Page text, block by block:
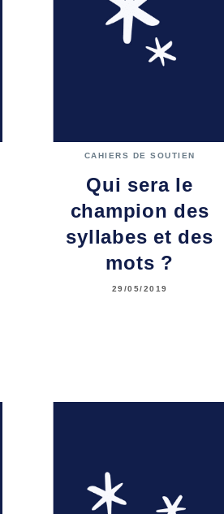
CAHIERS DE SOUTIEN
Qui sera le
champion des
syllabes et des
mots ?
29/05/2019